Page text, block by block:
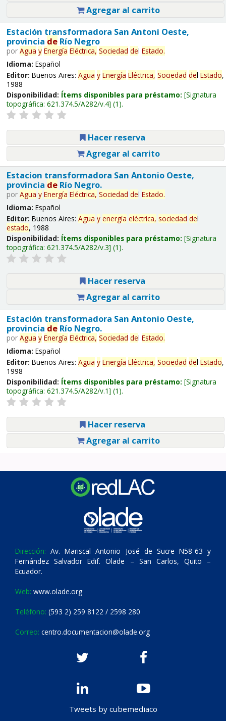
Agregar al carrito
Estación transformadora San Antoni Oeste,
provincia deRío Negro
por Agua y Energía Eléctrica, Sociedad del Estado.
Idioma: Español
Editor: Buenos Aires: Agua y Energía Eléctrica, Sociedad del Estado,
1988
Disponibilidad: Ítems disponibles para préstamo: Signatura
topográfica: 621.374.5/A282/v.4 (1).
Hacer reserva
Agregar al carrito
Estacion transformadora San Antonio Oeste,
provincia deRío Negro.
por Agua y Energía Eléctrica, Sociedad del Estado.
Idioma: Español
Editor: Buenos Aires: Agua y energía eléctrica, sociedad del
estado, 1988
Disponibilidad: Ítems disponibles para préstamo: Signatura
topográfica: 621.374.5/A282/v.3 (1).
Hacer reserva
Agregar al carrito
Estación transformadora San Antonio Oeste,
provincia deRío Negro.
por Agua y Energía Eléctrica, Sociedad del Estado.
Idioma: Español
Editor: Buenos Aires: Agua y Energía Eléctrica, Sociedad del Estado,
1998
Disponibilidad: Ítems disponibles para préstamo: Signatura
topográfica: 621.374.5/A282/v.1 (1).
Hacer reserva
Agregar al carrito
Dirección: Av. Mariscal Antonio José de Sucre N58-63 y
Fernández Salvador Edif. Olade – San Carlos, Quito –
Ecuador.
Web: www.olade.org
Teléfono: (593 2) 259 8122 / 2598 280
Correo: centro.documentacion@olade.org
Tweets by cubemediaco